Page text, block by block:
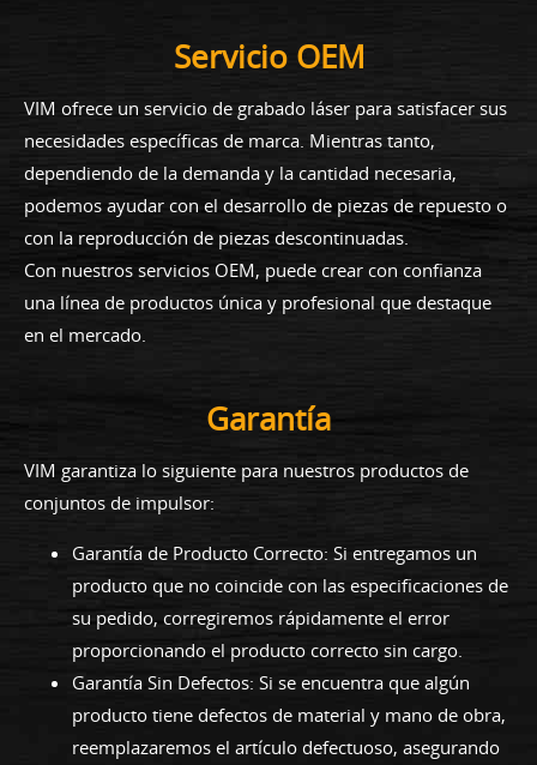
Servicio OEM
VIM ofrece un servicio de grabado láser para satisfacer sus
necesidades específicas de marca. Mientras tanto,
dependiendo de la demanda y la cantidad necesaria,
podemos ayudar con el desarrollo de piezas de repuesto o
con la reproducción de piezas descontinuadas.
Con nuestros servicios OEM, puede crear con confianza
una línea de productos única y profesional que destaque
en el mercado.
Garantía
VIM garantiza lo siguiente para nuestros productos de
conjuntos de impulsor:
Garantía de Producto Correcto: Si entregamos un
producto que no coincide con las especificaciones de
su pedido, corregiremos rápidamente el error
proporcionando el producto correcto sin cargo.
Garantía Sin Defectos: Si se encuentra que algún
producto tiene defectos de material y mano de obra,
reemplazaremos el artículo defectuoso, asegurando